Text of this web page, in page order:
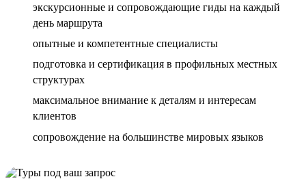
экскурсионные и сопровождающие гиды на каждый
день маршрута
опытные и компетентные специалисты
подготовка и сертификация в профильных местных
структурах
максимальное внимание к деталям и интересам
клиентов
сопровождение на большинстве мировых языков